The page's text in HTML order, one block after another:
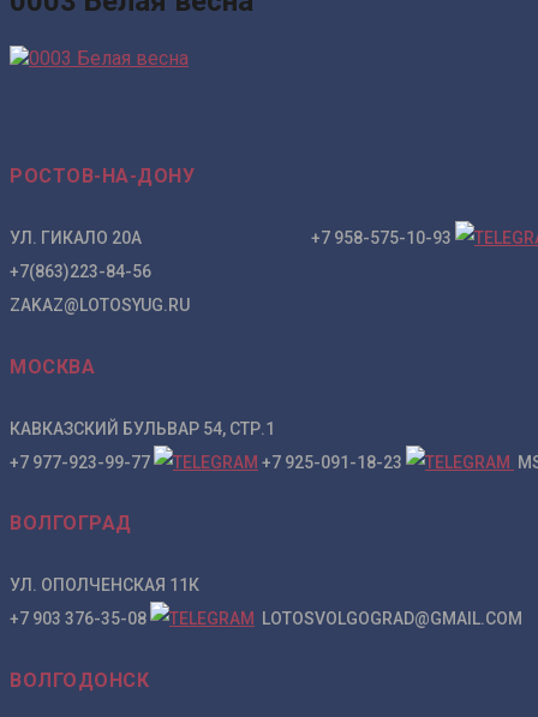
РОСТОВ-НА-ДОНУ
УЛ. ГИКАЛО 20А +7 958-575-10-93
+7(863)223-84-56
ZAKAZ@LOTOSYUG.RU
МОСКВА
КАВКАЗСКИЙ БУЛЬВАР 54, СТР.1
+7 977-923-99-77
+7 925-091-18-23
ВОЛГОГРАД
УЛ. ОПОЛЧЕНСКАЯ 11К
+7 903 376-35-08
LOTOSVOLGOGRAD@GMAIL.COM
ВОЛГОДОНСК